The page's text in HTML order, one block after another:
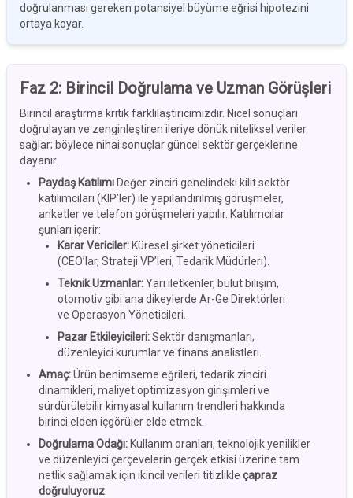
doğrulanması gereken potansiyel büyüme eğrisi hipotezini
ortaya koyar.
Faz 2: Birincil Doğrulama ve Uzman Görüşleri
Birincil araştırma kritik farklılaştırıcımızdır. Nicel sonuçları
doğrulayan ve zenginleştiren ileriye dönük niteliksel veriler
sağlar; böylece nihai sonuçlar güncel sektör gerçeklerine
dayanır.
Paydaş Katılımı Değer zinciri genelindeki kilit sektör
katılımcıları (KIP’ler) ile yapılandırılmış görüşmeler,
anketler ve telefon görüşmeleri yapılır. Katılımcılar
şunları içerir:
Karar Vericiler: Küresel şirket yöneticileri
(CEO’lar, Strateji VP’leri, Tedarik Müdürleri).
Teknik Uzmanlar:Yarı iletkenler, bulut bilişim,
otomotiv gibi ana dikeylerde Ar-Ge Direktörleri
ve Operasyon Yöneticileri.
Pazar Etkileyicileri:Sektör danışmanları,
düzenleyici kurumlar ve finans analistleri.
Amaç:Ürün benimseme eğrileri, tedarik zinciri
dinamikleri, maliyet optimizasyon girişimleri ve
sürdürülebilir kimyasal kullanım trendleri hakkında
birinci elden içgörüler elde etmek.
Doğrulama Odağı: Kullanım oranları, teknolojik yenilikler
ve düzenleyici çerçevelerin gerçek etkisi üzerine tam
netlik sağlamak için ikincil verileri titizlikle çapraz
doğruluyoruz